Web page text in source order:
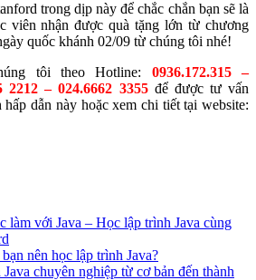
trong dịp này để chắc chắn bạn sẽ là
viên nhận được quà tặng lớn từ chương
quốc khánh 02/09 từ chúng tôi nhé!
tôi theo Hotline:
0936.172.315 –
2212 – 024.6662 3355để được tư vấn
dẫn này hoặc xem chi tiết tại website:
làm với Java – Học lập trình Java cùng
nên học lập trình Java?
chuyên nghiệp từ cơ bản đến thành